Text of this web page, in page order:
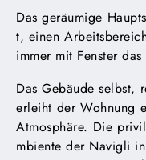
Das geräumige
t, einen
immer mit Fenster
Das Gebäude selbst,
erleiht der Wohnung
Atmosphäre. Die
mbiente der Navigli